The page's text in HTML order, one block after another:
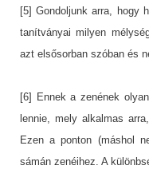
[5] Gondoljunk arra, hogy
tanítványai milyen
azt elsősorban szóban és
[6] Ennek a zenének
lennie, mely alkalmas
Ezen a ponton (máshol
sámán zenéihez. A